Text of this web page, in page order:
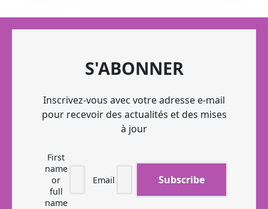
S'ABONNER
Inscrivez-vous avec votre adresse e-mail
pour recevoir des actualités et des mises
à jour
First
name
or
full
name
Email